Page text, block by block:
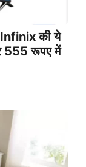
Infinix की ये
555 रूपए में